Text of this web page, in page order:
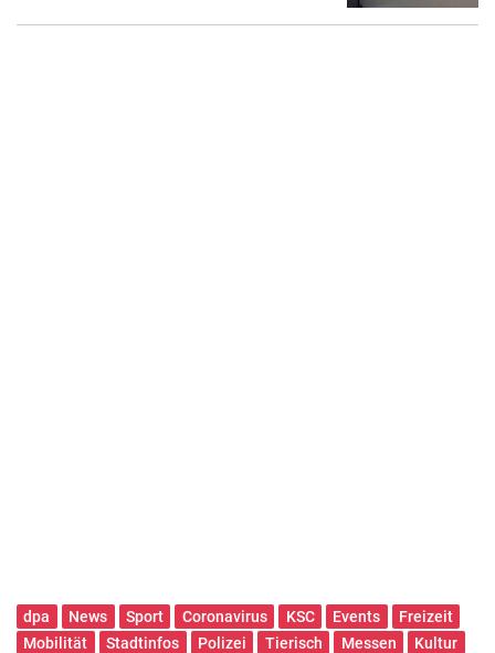
dpa News Sport Coronavirus KSC Events
Freizeit
Mobilität
Stadtinfos Polizei Tierisch Messen
Kultur